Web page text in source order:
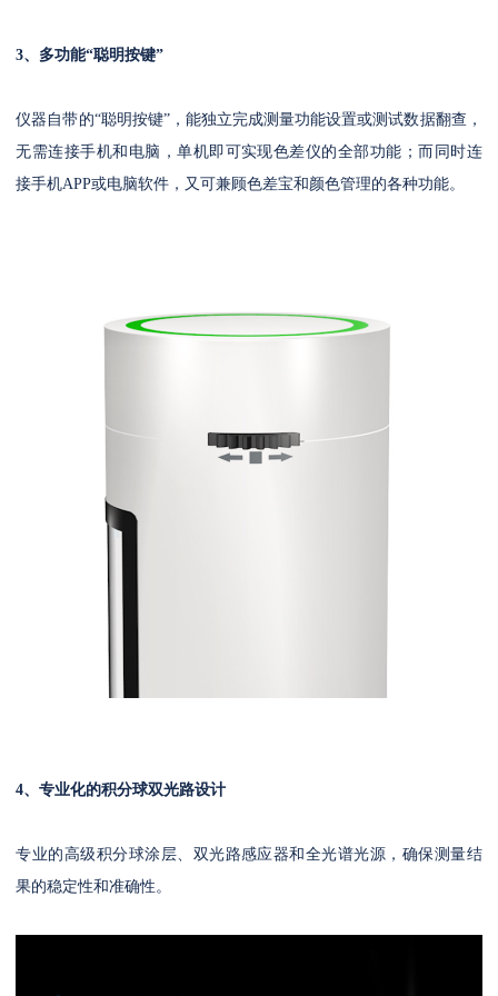
3、多功能“聪明按键”
仪器自带的“聪明按键”，能独立完成测量功能设置或测试数据翻查，
无需连接手机和电脑，单机即可实现色差仪的全部功能；而同时连
接手机APP或电脑软件，又可兼顾色差宝和颜色管理的各种功能。
4、专业化的积分球双光路设计
专业的高级积分球涂层、双光路感应器和全光谱光源，确保测量结
果的稳定性和准确性。